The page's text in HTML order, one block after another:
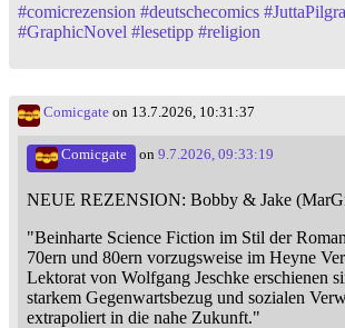
#comicrezension #deutschecomics #
#GraphicNovel #lesetipp #religion
Comicgate on 13.7.2026, 10:31:37
Comicgate on 9.7.2026, 09:33:19
NEUE REZENSION: Bobby & Jake
"Beinharte Science Fiction im Stil der
70ern und 80ern vorzugsweise im Heyne
Lektorat von Wolfgang Jeschke erschienen
starkem Gegenwartsbezug und sozialen
extrapoliert in die nahe Zukunft."